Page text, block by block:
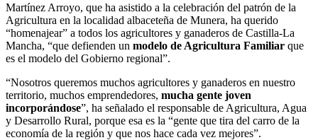
Martínez Arroyo, que ha asistido a la celebración del patrón de la
Agricultura en la localidad albaceteña de Munera, ha querido
“homenajear” a todos los agricultores y ganaderos de Castilla-La
Mancha, “que defienden un modelo de Agricultura Familiar que
es el modelo del Gobierno regional”.
“Nosotros queremos muchos agricultores y ganaderos en nuestro
territorio, muchos emprendedores, mucha gente joven
incorporándose”, ha señalado el responsable de Agricultura, Agua
y Desarrollo Rural, porque esa es la “gente que tira del carro de la
economía de la región y que nos hace cada vez mejores”.